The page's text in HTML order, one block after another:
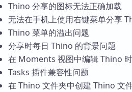
Thino 分享的图标无法正确加载
无法在手机上使用右键菜单分享
Thino 菜单的溢出问题
分享时每日 Thino 的背景问题
在 Moments 视图中编辑 Thino
Tasks 插件兼容性问题
在 Thino 文件夹中创建 Thino 文